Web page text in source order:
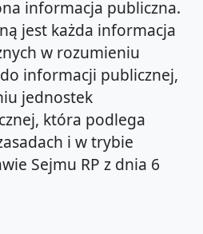
informacja publiczna.
jest każda informacja
w rozumieniu
informacji publicznej,
jednostek
która podlega
i w trybie
Sejmu RP z dnia 6